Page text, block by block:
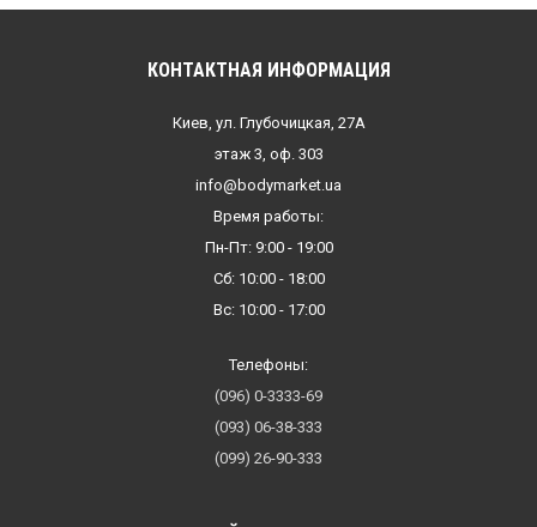
КОНТАКТНАЯ ИНФОРМАЦИЯ
Киев, ул. Глубочицкая, 27А
этаж 3, оф. 303
info@bodymarket.ua
Время работы:
Пн-Пт: 9:00 - 19:00
Сб: 10:00 - 18:00
Вс: 10:00 - 17:00
Телефоны:
(096) 0-3333-69
(093) 06-38-333
(099) 26-90-333